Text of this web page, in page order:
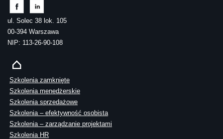
ul. Solec 38 lok. 105
00-394 Warszawa
NIP: 113-26-90-108
Szkolenia zamknięte
Szkolenia menedżerskie
Szkolenia sprzedażowe
Szkolenia – efektywność osobista
Szkolenia – zarządzanie projektami
Szkolenia HR